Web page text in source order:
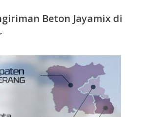
Beton Jayamix di